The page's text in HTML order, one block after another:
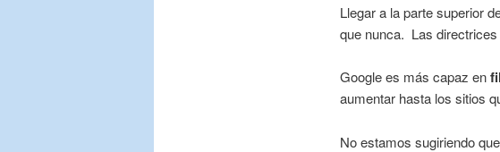
Llegar a la parte superior
que nunca. Las
Google es más capaz en
aumentar hasta los sitios
No estamos sugiriendo